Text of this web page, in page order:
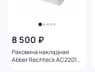
8 500 ₽
Раковина накладная
Abber Rechteck AC2201,